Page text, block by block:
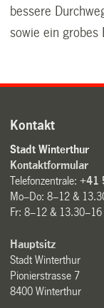
bessere
sowie ein grobes
Kontakt
Stadt Winterthur
Kontaktformular
Telefonzentrale:+41
Mo–Do: 8–12 &
Fr: 8–12 &
Hauptsitz
Stadt Winterthur
Pionierstrasse 7
8400 Winterthur